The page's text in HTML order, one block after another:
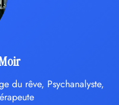
du rêve, Psychanalyste,